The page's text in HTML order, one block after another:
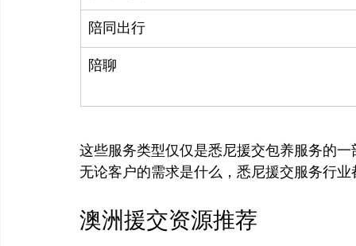
陪同出行
陪聊
这些服务类型仅仅是悉尼援交包养服务的
澳洲援交资源推荐